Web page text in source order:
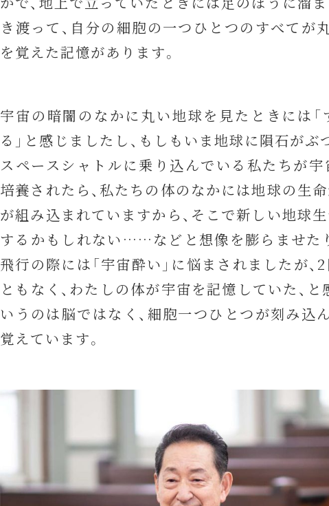
き渡って、自分の細胞の一つひとつのすべてが
を覚えた記憶があります。
宇宙の暗闇のなかに丸い地球を見たときには
る」と感じましたし、もしもいま地球に隕石がぶ
スペースシャトルに乗り込んでいる私たちが
培養されたら、私たちの体のなかには地球の生
が組み込まれていますから、そこで新しい地球
するかもしれない……などと想像を膨らませた
飛行の際には「宇宙酔い」に悩まされましたが
ともなく、わたしの体が宇宙を記憶していた、と
いうのは脳ではなく、細胞一つひとつが刻み込
覚えています。